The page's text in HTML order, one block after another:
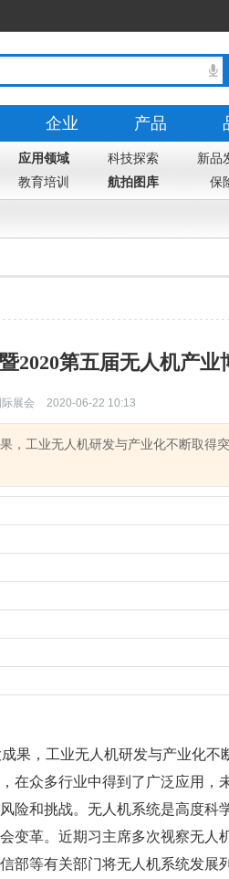
企业 产品
应用领域 科技探索 新品
教育培训 航拍图库 保
2020第五届无人机产业
展会 2020-06-22 10:13
，工业无人机研发与产业化不断取得
果，工业无人机研发与产业化不
在众多行业中得到了广泛应用，
险和挑战。无人机系统是高度科
变革。近期习主席多次视察无人
部等有关部门将无人机系统发展